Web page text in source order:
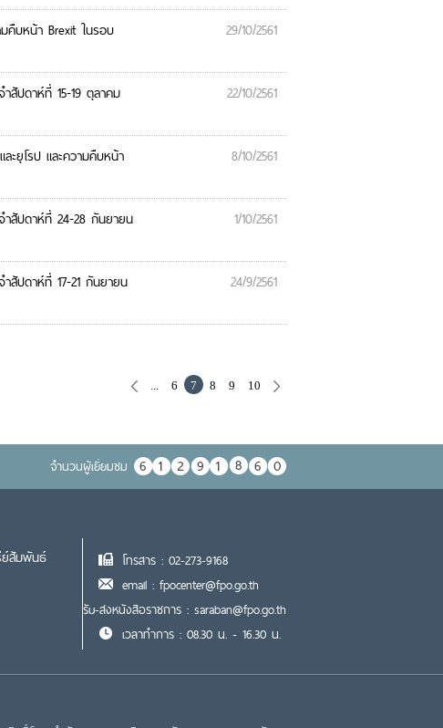
คืบหน้า Brexit ในรอบ
29/10/2561
ำสัปดาห์ที่ 15-19 ตุลาคม
22/10/2561
ะยุโรป และความคืบหน้า
8/10/2561
ำสัปดาห์ที่ 24-28 กันยายน
1/10/2561
ำสัปดาห์ที่ 17-21 กันยายน
24/9/2561
6 7 8 9 10
จำนวนผู้เยื่ยมชม
ย์สัมพันธ์
โทรสาร : 02-273-9168
email : fpocenter@fpo.go.th
รับ-ส่งหนังสือราชการ : saraban@fpo.go.th
เวลาทำการ : 08.30 น. - 16.30 น.